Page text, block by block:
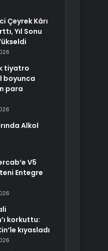
Çeyrek Kârı
Yıl Sonu
tiyatro
boyunca
para
Alkol
V5
Entegre
korkuttu:
kıyasladı